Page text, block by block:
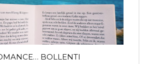
BOLLENTI